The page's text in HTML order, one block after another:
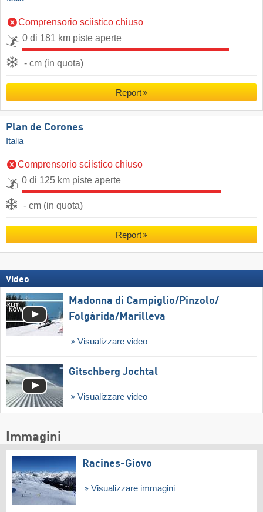
Comprensorio sciistico chiuso
0 di 181 km piste aperte
- cm (in quota)
Report
Plan de Corones
Italia
Comprensorio sciistico chiuso
0 di 125 km piste aperte
- cm (in quota)
Report
Video
Madonna di Campiglio/​Pinzolo/​
Folgàrida/​Marilleva
Visualizzare video
Gitschberg Jochtal
Visualizzare video
Immagini
Racines-Giovo
Visualizzare immagini